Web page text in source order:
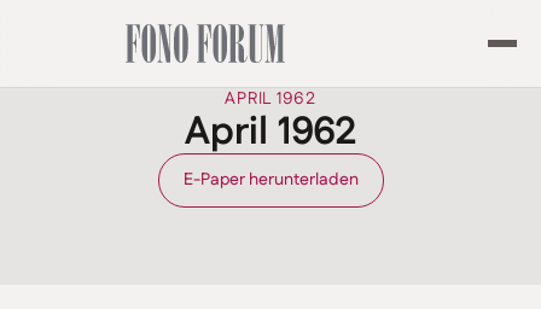
APRIL 1962
April 1962
E-Paper herunterladen